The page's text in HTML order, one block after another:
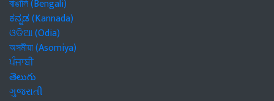
বাঙালি (Bengali)
ಕನ್ನಡ (Kannada)
ଓଡିଆ (Odia)
অসমীয়া (Asomiya)
ਪੰਜਾਬੀ
తెలుగు
ગુજરાતી